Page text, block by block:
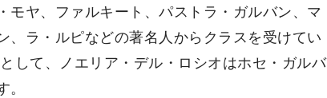
モヤ、ファルキート、パストラ・ガルバン、マ
、ラ・ルピなどの著名人からクラスを受けてい
して、ノエリア・デル・ロシオはホセ・ガルバ